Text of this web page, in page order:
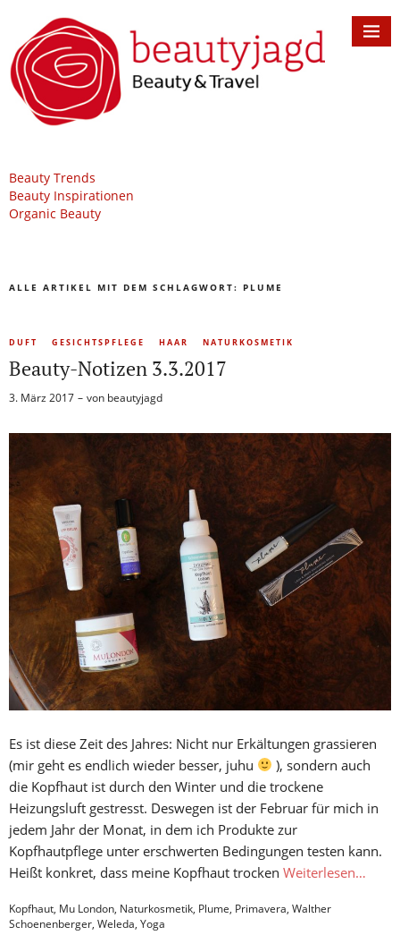
Beauty Trends
Beauty Inspirationen
Organic Beauty
ALLE ARTIKEL MIT DEM SCHLAGWORT: PLUME
DUFT GESICHTSPFLEGE HAAR NATURKOSMETIK
Beauty-Notizen 3.3.2017
3. März 2017 von beautyjagd
Es ist diese Zeit des Jahres: Nicht nur Erkältungen grassieren
(mir geht es endlich wieder besser, juhu
), sondern auch
die Kopfhaut ist durch den Winter und die trockene
Heizungsluft gestresst. Deswegen ist der Februar für mich in
jedem Jahr der Monat, in dem ich Produkte zur
Kopfhautpflege unter erschwerten Bedingungen testen kann.
Heißt konkret, dass meine Kopfhaut trocken Weiterlesen…
Kopfhaut, Mu London, Naturkosmetik, Plume, Primavera, Walther
Schoenenberger, Weleda, Yoga